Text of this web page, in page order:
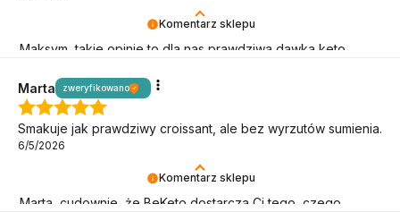
Komentarz sklepu
Maksym, takie opinie to dla nas prawdziwa dawka keto
Komentarz sklepu
Marta, cudownie, że BeKeto dostarcza Ci tego, czego
Marta zweryfikowano
Smakuje jak prawdziwy croissant, ale bez wyrzutów sumienia.
6/5/2026